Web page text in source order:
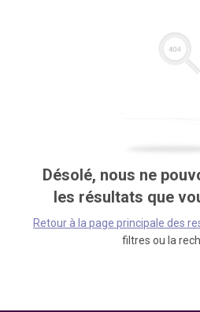
Désolé, nous ne
les résultats que
Retour à la page principale des
filtres ou la